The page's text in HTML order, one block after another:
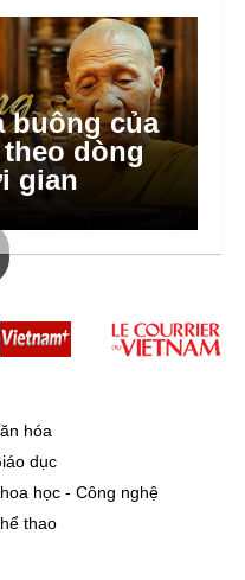
buông của
dòng
gian
khai xã,
chủ nghĩa
hóa
dục
học - Công nghệ
thao